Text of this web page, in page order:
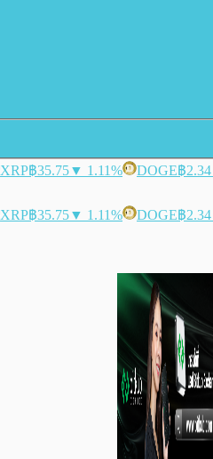
XRP฿35.75▼ 1.11% DOGE฿2.34
XRP฿35.75▼ 1.11% DOGE฿2.34